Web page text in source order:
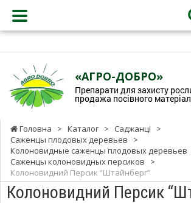
«АГРО-ДОБРО»
Препарати для захисту
продажа посівного
Головна > Каталог > Саджанці
>
Саженцы плодовых деревьев
>
Колоновидные саженцы плодовых деревьев
Саженцы колоновидных персиков
>
Колоновидний Персик “Штайнберг”
Колоновидний Персик